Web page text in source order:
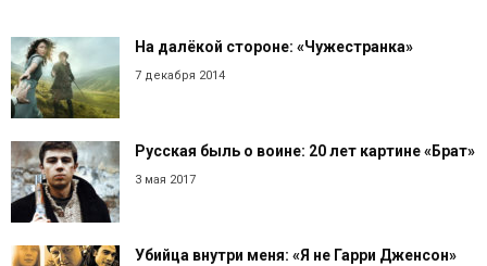
На далёкой стороне: «Чужестранка»
7 декабря 2014
Русская быль о воине: 20 лет картине «Брат»
3 мая 2017
Убийца внутри меня: «Я не Гарри Дженсон»